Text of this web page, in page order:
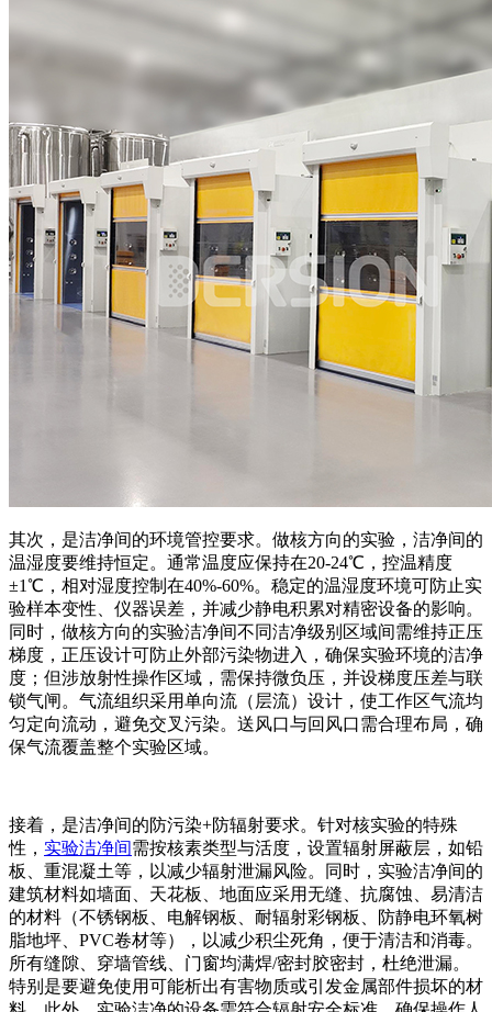
其次，是洁净间的环境管控要求。做核方向的实验，洁净间的
温湿度要维持恒定。通常温度应保持在20-24℃，控温精度
±1℃，相对湿度控制在40%-60%。稳定的温湿度环境可防止实
验样本变性、仪器误差，并减少静电积累对精密设备的影响。
同时，做核方向的实验洁净间不同洁净级别区域间需维持正压
梯度，正压设计可防止外部污染物进入，确保实验环境的洁净
度；但涉放射性操作区域，需保持微负压，并设梯度压差与联
锁气闸。气流组织采用单向流（层流）设计，使工作区气流均
匀定向流动，避免交叉污染。送风口与回风口需合理布局，确
保气流覆盖整个实验区域。
接着，是洁净间的防污染+防辐射要求。针对核实验的特殊
性， 实验洁净间需按核素类型与活度，设置辐射屏蔽层，如铅
板、重混凝土等，以减少辐射泄漏风险。同时，实验洁净间的
建筑材料如墙面、天花板、地面应采用无缝、抗腐蚀、易清洁
的材料（不锈钢板、电解钢板、耐辐射彩钢板、防静电环氧树
脂地坪、PVC卷材等），以减少积尘死角，便于清洁和消毒。
所有缝隙、穿墙管线、门窗均满焊/密封胶密封，杜绝泄漏。
特别是要避免使用可能析出有害物质或引发金属部件损坏的材